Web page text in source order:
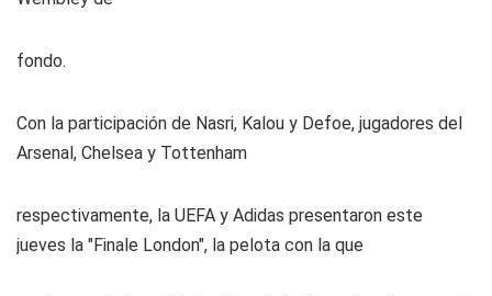
fondo.
Con la participación de Nasri, Kalou y Defoe, jugadores del
Arsenal, Chelsea y Tottenham
respectivamente, la UEFA y Adidas presentaron este
jueves la "Finale London", la pelota con la que